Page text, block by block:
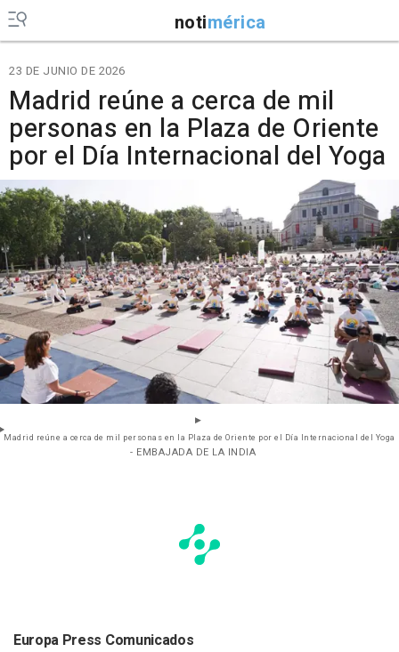
notimérica
23 DE JUNIO DE 2026
Madrid reúne a cerca de mil
personas en la Plaza de Oriente
por el Día Internacional del Yoga
Madrid reúne a cerca de mil personas en la Plaza de Oriente por el Día Internacional del Yoga
- EMBAJADA DE LA INDIA
Europa Press Comunicados